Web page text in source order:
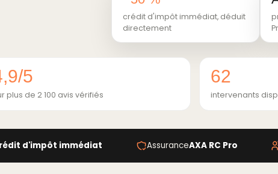
crédit d'impôt immédiat, déduit
directement
5
plus de 2 100 avis vérifiés
62
intervenants
d'impôt immédiat AssuranceAXA RC Pro